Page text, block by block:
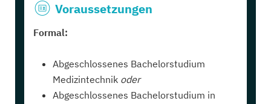
Voraussetzungen
Formal:
Abgeschlossenes Bachelorstudium
Medizintechnik oder
Abgeschlossenes Bachelorstudium in